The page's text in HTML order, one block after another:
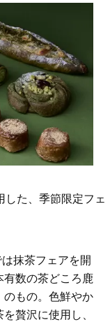
た、季節限定フェ
抹茶フェアを開
有数の茶どころ鹿
のもの。色鮮やか
贅沢に使用し、